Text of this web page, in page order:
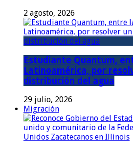
2 agosto, 2026
Estudiante Quantum,
Latinoamérica, por
distribución del agua
29 julio, 2026
Migración